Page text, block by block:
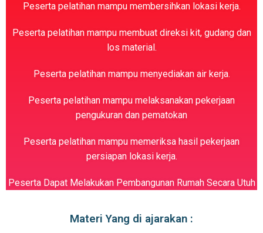
Peserta pelatihan mampu membersihkan lokasi kerja.
Peserta pelatihan mampu membuat direksi kit, gudang dan
los material.
Peserta pelatihan mampu menyediakan air kerja.
Peserta pelatihan mampu melaksanakan pekerjaan
pengukuran dan pematokan
Peserta pelatihan mampu memeriksa hasil pekerjaan
persiapan lokasi kerja.
Peserta Dapat Melakukan Pembangunan Rumah Secara Utuh
Materi Yang di ajarakan :